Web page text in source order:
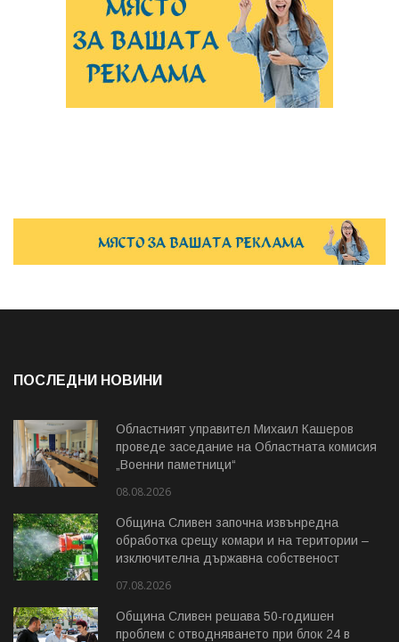
ПОСЛЕДНИ НОВИНИ
Областният управител Михаил Кашеров
проведе заседание на Областната комисия
„Военни паметници“
08.08.2026
Община Сливен започна извънредна
обработка срещу комари и на територии –
изключителна държавна собственост
07.08.2026
Община Сливен решава 50-годишен
проблем с отводняването при блок 24 в